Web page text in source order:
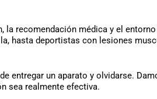
recomendación médica y el
hasta deportistas con lesiones
entregar un aparato y olvidarse.
sea realmente efectiva.